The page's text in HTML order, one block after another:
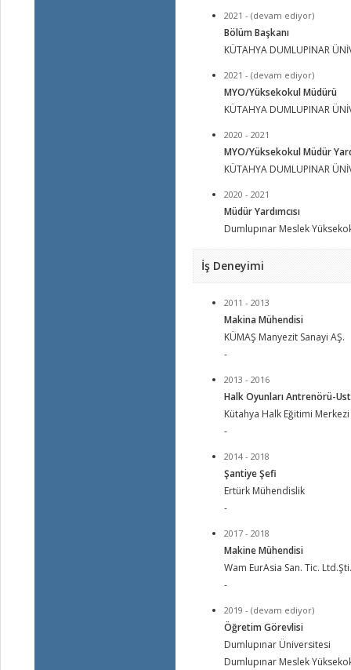
2021 - (devam ediyor)
Bölüm Başkanı
KÜTAHYA DUMLUPINAR
2021 - (devam ediyor)
MYO/Yüksekokul Müdürü
KÜTAHYA DUMLUPINAR
2020 - 2021
MYO/Yüksekokul Müdür
KÜTAHYA DUMLUPINAR
2020 - 2021
Müdür Yardımcısı
Dumlupınar Meslek
İş Deneyimi
2011 - 2013
Makina Mühendisi
KÜMAŞ Manyezit Sanayi AŞ.
-
2013 - 2016
Halk Oyunları Antrenörü-
Kütahya Halk Eğitimi Merkezi
-
2014 - 2018
Şantiye Şefi
Ertürk Mühendislik
-
2017 - 2018
Makine Mühendisi
Wam EurAsia San. Tic. Ltd.Şti.
-
2019 - (devam ediyor)
Öğretim Görevlisi
Dumlupınar Üniversitesi
Dumlupınar Meslek